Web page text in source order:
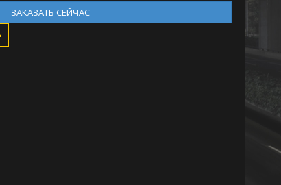
ЗАКАЗАТЬ СЕЙЧАС